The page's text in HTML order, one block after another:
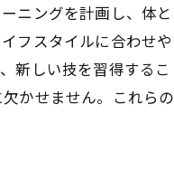
ニングを計画し、体と
フスタイルに合わせや
新しい技を習得するこ
かせません。これらの